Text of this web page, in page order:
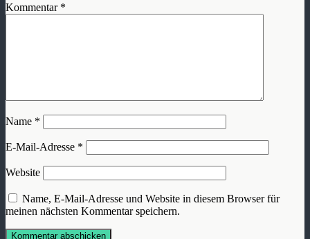
Kommentar *
Name *
E-Mail-Adresse *
Website
Name, E-Mail-Adresse und Website in diesem Browser für
meinen nächsten Kommentar speichern.